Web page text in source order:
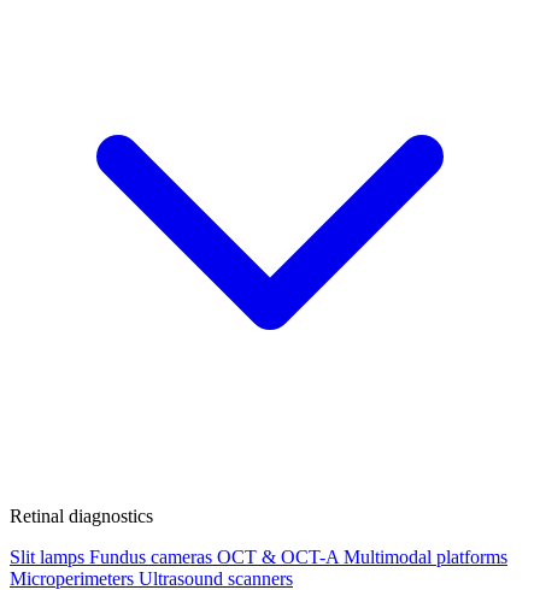
Retinal diagnostics
Slit lamps Fundus cameras OCT & OCT-A Multimodal platforms
Microperimeters Ultrasound scanners